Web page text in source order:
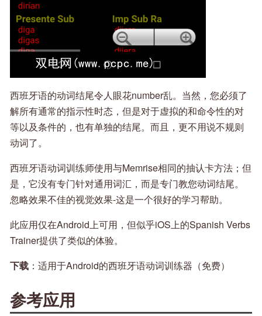
西班牙语的动词结尾令人眼花number乱。当然，您必须了
解所有通常的指示性时态，但是对于虚拟的和命令性的对
等以及条件的，也有单独的结尾。而且，更不用说不规则
动词了。
西班牙语动词训练师使用与Memrise相同的抽认卡方法；但
是，它没有专门针对通用词汇，而是专门教您动词结尾。
忽略效果不佳的视觉效果-这是一个很好的学习帮助。
此应用仅在Android上可用，但似乎iOS上的Spanish Verbs
Trainer提供了类似的体验。
下载 ：适用于Android的西班牙语动词训练器（免费）
参考应用